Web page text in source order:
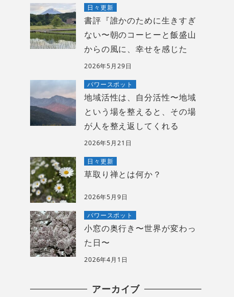
日々更新
書評『誰かのために生きすぎ
ない〜朝のコーヒーと飯盛山
からの風に、幸せを感じた
2026年5月29日
パワースポット
地域活性は、自分活性〜地域
という場を整えると、その場
が人を整え返してくれる
2026年5月21日
日々更新
草取り禅とは何か？
2026年5月9日
パワースポット
小窓の奥行き〜世界が変わっ
た日〜
2026年4月1日
アーカイブ